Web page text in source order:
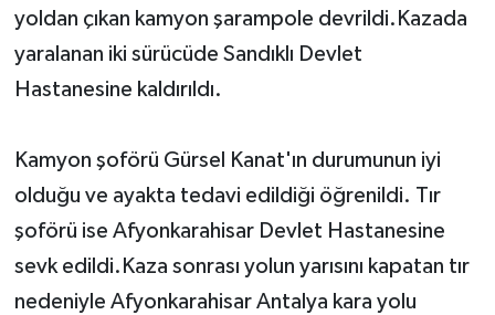
yoldan çıkan kamyon şarampole devrildi.Kazada
yaralanan iki sürücüde Sandıklı Devlet
Hastanesine kaldırıldı.
Kamyon şoförü Gürsel Kanat'ın durumunun iyi
olduğu ve ayakta tedavi edildiği öğrenildi. Tır
şoförü ise Afyonkarahisar Devlet Hastanesine
sevk edildi.Kaza sonrası yolun yarısını kapatan tır
nedeniyle Afyonkarahisar Antalya kara yolu